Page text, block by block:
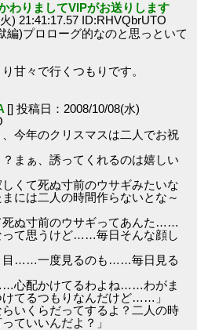
わりましてVIPがお送りします
) 21:41:17.57 ID:RHVQbrUTO
編)プロローグ的なのと思っといて
甘々で行くつもりです。
[] 投稿日：2008/10/08(水)
今年のクリスマスは二人でお祝
まぁ、誘ってくれるのは嬉しい
くて死ぬ寸前のウサギみたいな
には二人の時間作らないとな～
ぬ寸前のウサギってあんた……
て思うけど……毎日そんな顔し
目……一度見るのも……毎日見る
心配かけてるわよね……わがま
けてるつもりなんだけど……」
いくらだってするよ？二人の時
ていいんだよ？」